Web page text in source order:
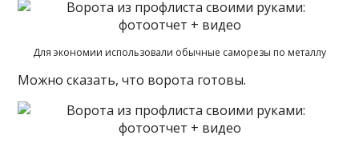
Для экономии использовали обычные саморезы по металлу
Можно сказать, что ворота готовы.